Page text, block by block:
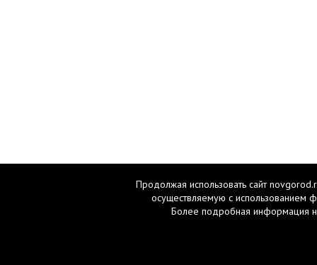
Продолжая использовать сайт
осуществляемую с использованием
Более подробная информация